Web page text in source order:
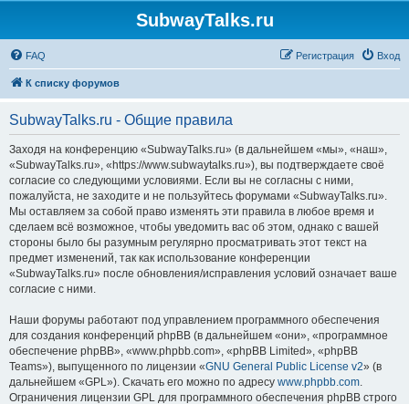
SubwayTalks.ru
FAQ Вход
Регистрация
К списку форумов
SubwayTalks.ru - Общие правила
Заходя на конференцию «SubwayTalks.ru» (в дальнейшем «мы», «наш»,
«SubwayTalks.ru», «https://www.subwaytalks.ru»), вы подтверждаете своё
согласие со следующими условиями. Если вы не согласны с ними,
пожалуйста, не заходите и не пользуйтесь форумами «SubwayTalks.ru».
Мы оставляем за собой право изменять эти правила в любое время и
сделаем всё возможное, чтобы уведомить вас об этом, однако с вашей
стороны было бы разумным регулярно просматривать этот текст на
предмет изменений, так как использование конференции
«SubwayTalks.ru» после обновления/исправления условий означает ваше
согласие с ними.
Наши форумы работают под управлением программного обеспечения
для создания конференций phpBB (в дальнейшем «они», «программное
обеспечение phpBB», «www.phpbb.com», «phpBB Limited», «phpBB
Teams»), выпущенного по лицензии «GNU General Public License v2» (в
дальнейшем «GPL»). Скачать его можно по адресу www.phpbb.com.
Ограничения лицензии GPL для программного обеспечения phpBB строго